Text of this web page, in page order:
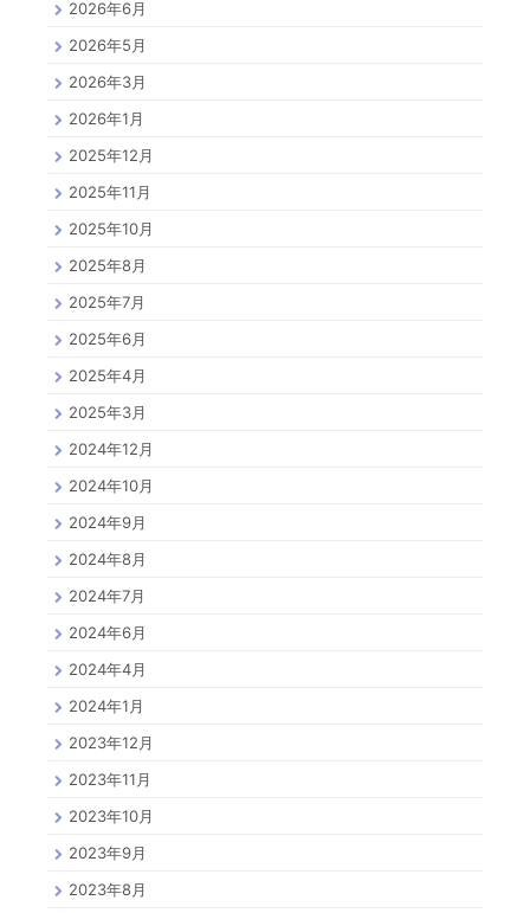
2026年6月
2026年5月
2026年3月
2026年1月
2025年12月
2025年11月
2025年10月
2025年8月
2025年7月
2025年6月
2025年4月
2025年3月
2024年12月
2024年10月
2024年9月
2024年8月
2024年7月
2024年6月
2024年4月
2024年1月
2023年12月
2023年11月
2023年10月
2023年9月
2023年8月